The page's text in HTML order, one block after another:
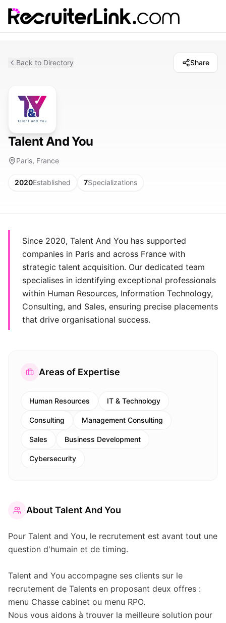
Back to Directory Share
Talent And You
Paris, France
2020Established 7Specializations
Since 2020, Talent And You has supported
companies in Paris and across France with
strategic talent acquisition. Our dedicated team
specialises in identifying exceptional professionals
within Human Resources, Information Technology,
Consulting, and Sales, ensuring precise placements
that drive organisational success.
Areas of Expertise
Human Resources IT & Technology
Consulting Management Consulting
Sales Business Development
Cybersecurity
About Talent And You
Pour Talent and You, le recrutement est avant tout une
question d'humain et de timing.
Talent and You accompagne ses clients sur le
recrutement de Talents en proposant deux offres :
menu Chasse cabinet ou menu RPO.
Nous vous aidons à trouver la meilleure solution pour